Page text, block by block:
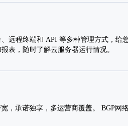
远程终端和 API 等多种管理方式，给
表，随时了解云服务器运行情况。
宽，承诺独享，多运营商覆盖。 BGP